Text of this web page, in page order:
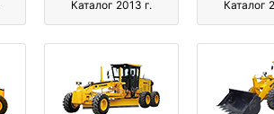
Каталог 2013 г.
Каталог